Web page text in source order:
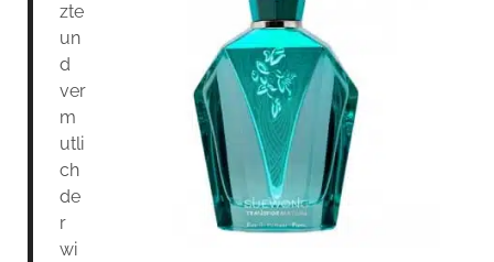
zte
un
d
ver
m
utli
ch
de
r
wi